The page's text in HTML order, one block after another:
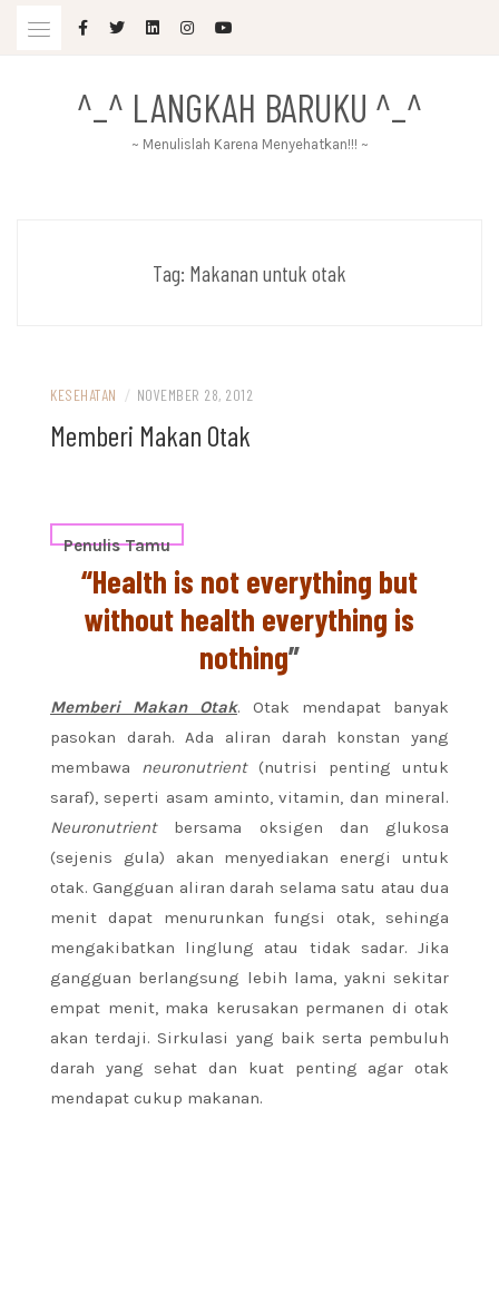
^_^ LANGKAH BARUKU ^_^
~ Menulislah Karena Menyehatkan!!! ~
Tag: Makanan untuk otak
KESEHATAN / NOVEMBER 28, 2012
Memberi Makan Otak
Penulis Tamu
“Health is not everything but
without health everything is
nothing”
Memberi Makan Otak. Otak mendapat banyak
pasokan darah. Ada aliran darah konstan yang
membawa neuronutrient(nutrisi penting untuk
saraf), seperti asam aminto, vitamin, dan mineral.
Neuronutrient bersama oksigen dan glukosa
(sejenis gula) akan menyediakan energi untuk
otak. Gangguan aliran darah selama satu atau dua
menit dapat menurunkan fungsi otak, sehinga
mengakibatkan linglung atau tidak sadar. Jika
gangguan berlangsung lebih lama, yakni sekitar
empat menit, maka kerusakan permanen di otak
akan terdaji. Sirkulasi yang baik serta pembuluh
darah yang sehat dan kuat penting agar otak
mendapat cukup makanan.